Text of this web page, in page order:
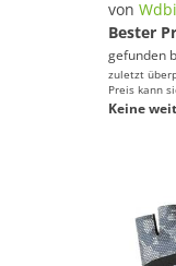
von
Bester
gefunden
zuletzt
Preis kann
Keine